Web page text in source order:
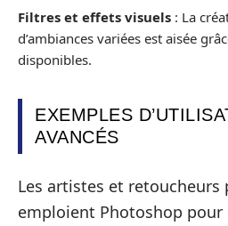
Filtres et effets visuels : La
d’ambiances variées est aisée
disponibles.
EXEMPLES
AVANCÉS
Les artistes et retoucheurs
emploient Photoshop pour